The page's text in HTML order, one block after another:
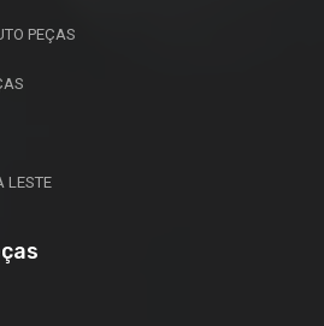
PEÇAS
LESTE